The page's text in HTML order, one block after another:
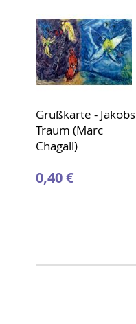
Grußkarte - Jakobs
Traum (Marc
Chagall)
0,40 €